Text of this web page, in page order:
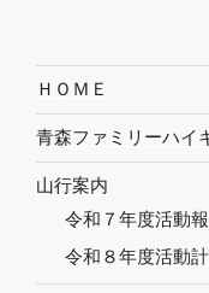
ＨＯＭＥ
青森ファミリーハイ
山行案内
令和７年度活動
令和８年度活動